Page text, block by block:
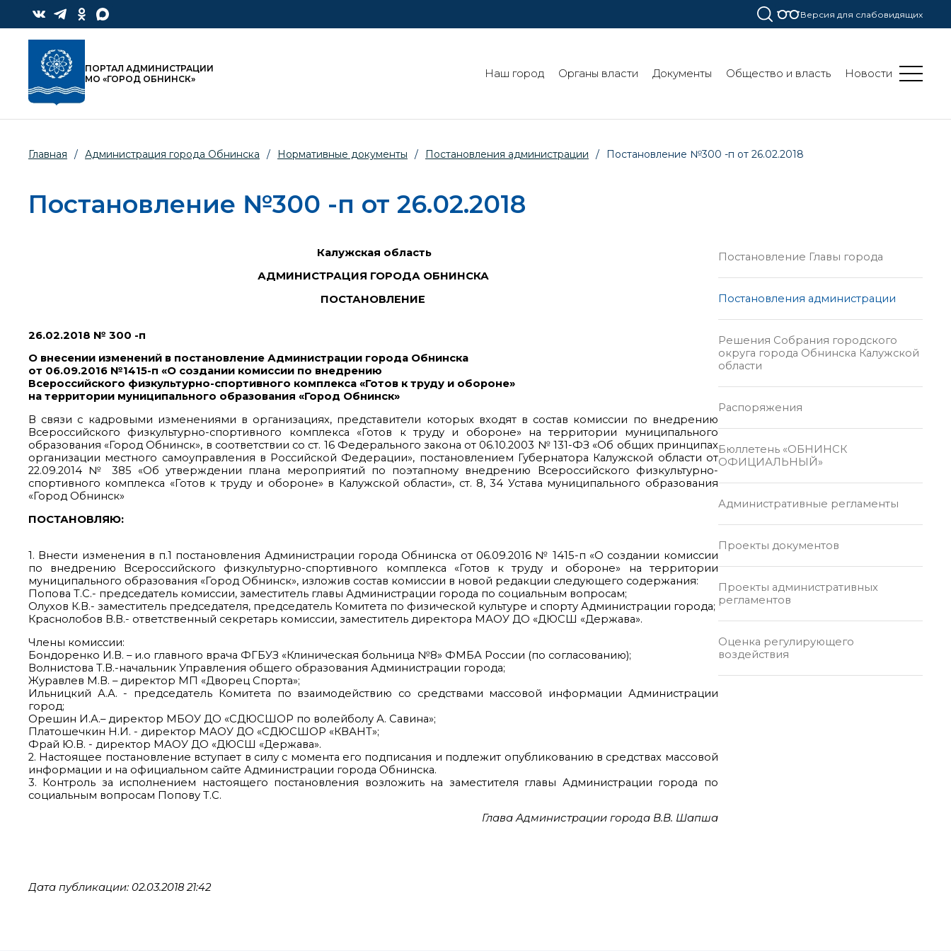
Версия для слабовидящих
ПОРТАЛ АДМИНИСТРАЦИИ
МО «ГОРОД ОБНИНСК»
Наш город Органы власти Документы Общество и власть Новости
Главная / Администрация города Обнинска / Нормативные документы / Постановления администрации / Постановление №300 -п от 26.02.2018
Постановление №300 -п от 26.02.2018
Калужская область
АДМИНИСТРАЦИЯ ГОРОДА ОБНИНСКА
ПОСТАНОВЛЕНИЕ
26.02.2018 № 300 -п
О внесении изменений в постановление Администрации города Обнинска
от 06.09.2016 №1415-п «О создании комиссии по внедрению
Всероссийского физкультурно-спортивного комплекса «Готов к труду и обороне»
на территории муниципального образования «Город Обнинск»
В связи с кадровыми изменениями в организациях, представители которых входят в состав комиссии по внедрению
Всероссийского физкультурно-спортивного комплекса «Готов к труду и обороне» на территории муниципального
образования «Город Обнинск», в соответствии со ст. 16 Федерального закона от 06.10.2003 № 131-ФЗ «Об общих принципах
организации местного самоуправления в Российской Федерации», постановлением Губернатора Калужской области от
22.09.2014 № 385 «Об утверждении плана мероприятий по поэтапному внедрению Всероссийского физкультурно-
спортивного комплекса «Готов к труду и обороне» в Калужской области», ст. 8, 34 Устава муниципального образования
«Город Обнинск»
ПОСТАНОВЛЯЮ:
1. Внести изменения в п.1 постановления Администрации города Обнинска от 06.09.2016 № 1415-п «О создании комиссии
по внедрению Всероссийского физкультурно-спортивного комплекса «Готов к труду и обороне» на территории
муниципального образования «Город Обнинск», изложив состав комиссии в новой редакции следующего содержания:
Попова Т.С.- председатель комиссии, заместитель главы Администрации города по социальным вопросам;
Олухов К.В.- заместитель председателя, председатель Комитета по физической культуре и спорту Администрации города;
Краснолобов В.В.- ответственный секретарь комиссии, заместитель директора МАОУ ДО «ДЮСШ «Держава».
Члены комиссии:
Бондоренко И.В. – и.о главного врача ФГБУЗ «Клиническая больница №8» ФМБА России (по согласованию);
Волнистова Т.В.-начальник Управления общего образования Администрации города;
Журавлев М.В. – директор МП «Дворец Спорта»;
Ильницкий А.А. - председатель Комитета по взаимодействию со средствами массовой информации Администрации
город;
Орешин И.А.– директор МБОУ ДО «СДЮСШОР по волейболу А. Савина»;
Платошечкин Н.И. - директор МАОУ ДО «СДЮСШОР «КВАНТ»;
Фрай Ю.В. - директор МАОУ ДО «ДЮСШ «Держава».
2. Настоящее постановление вступает в силу с момента его подписания и подлежит опубликованию в средствах массовой
информации и на официальном сайте Администрации города Обнинска.
3. Контроль за исполнением настоящего постановления возложить на заместителя главы Администрации города по
социальным вопросам Попову Т.С.
Глава Администрации города В.В. Шапша
Дата публикации: 02.03.2018 21:42
Постановление Главы города
Постановления администрации
Решения Собрания городского
округа города Обнинска Калужской
области
Распоряжения
Бюллетень «ОБНИНСК
ОФИЦИАЛЬНЫЙ»
Административные регламенты
Проекты документов
Проекты административных
регламентов
Оценка регулирующего
воздействия